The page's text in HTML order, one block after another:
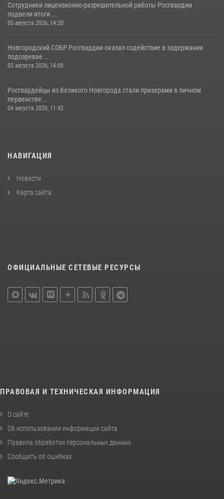
Сотрудники лицензионно-разрешительной работы Росгвардии
подвели итоги ...
05 августа 2026, 14:20
Новгородский СОБР Росгвардии оказал содействие в задержании
подозревае...
05 августа 2026, 14:08
Росгвардейцы из Великого Новгорода стали призерами в личном
первенстве...
04 августа 2026, 11:42
НАВИГАЦИЯ
Новости
Карта сайта
ОФИЦИАЛЬНЫЕ СЕТЕВЫЕ РЕСУРСЫ
ПРАВОВАЯ И ТЕХНИЧЕСКАЯ ИНФОРМАЦИЯ
О сайте
Об использовании информации сайта
Правила обработки персональных данных
Сообщить об ошибках